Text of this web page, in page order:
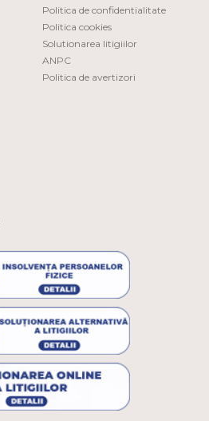
Politica de confidentialitate
Politica cookies
Solutionarea litigiilor
ANPC
Politica de avertizori